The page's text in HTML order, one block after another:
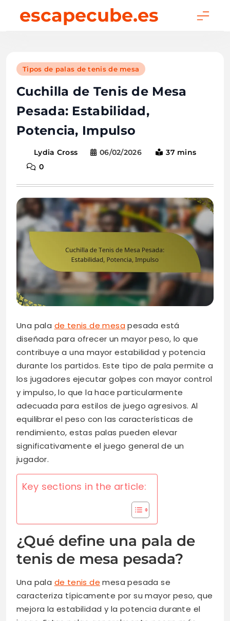
escapecube.es
Tipos de palas de tenis de mesa
Cuchilla de Tenis de Mesa
Pesada: Estabilidad,
Potencia, Impulso
Lydia Cross 06/02/2026
37 mins
0
Una pala de tenis de mesapesada está
diseñada para ofrecer un mayor peso, lo que
contribuye a una mayor estabilidad y potencia
durante los partidos. Este tipo de pala permite a
los jugadores ejecutar golpes con mayor control
y impulso, lo que la hace particularmente
adecuada para estilos de juego agresivos. Al
equilibrar el peso con las características de
rendimiento, estas palas pueden elevar
significativamente el juego general de un
jugador.
Key sections in the article:
¿Qué define una pala de
tenis de mesa pesada?
Una pala de tenis de mesa pesada se
caracteriza típicamente por su mayor peso, que
mejora la estabilidad y la potencia durante el